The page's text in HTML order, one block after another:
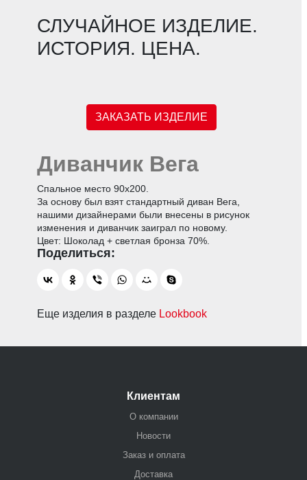
СЛУЧАЙНОЕ ИЗДЕЛИЕ.
ИСТОРИЯ. ЦЕНА.
ЗАКАЗАТЬ ИЗДЕЛИЕ
Диванчик Вега
Спальное место 90х200.
За основу был взят стандартный диван Вега,
нашими дизайнерами были внесены в рисунок
изменения и диванчик заиграл по новому.
Цвет: Шоколад + светлая бронза 70%.
Еще изделия в разделе Lookbook
Клиентам
О компании
Новости
Заказ и оплата
Доставка